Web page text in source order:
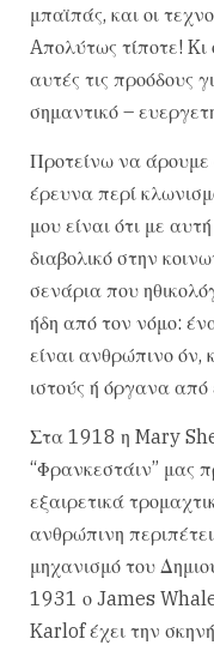
μπαϊπάς, και οι
Aπολύτως τίποτε!
αυτές τις προόδους
σημαντικό –
Προτείνω να άρουμε
έρευνα περί
μου είναι ότι με
διαβολικό στην
σενάρια που
ήδη από τον νόμο:
είναι ανθρώπινο όν,
ιστούς ή όργανα από
Στα 1918 η Mary
“Φρανκεστάιν” μας
εξαιρετικά
ανθρώπινη
μηχανισμό του
1931 ο James
Karlof έχει την